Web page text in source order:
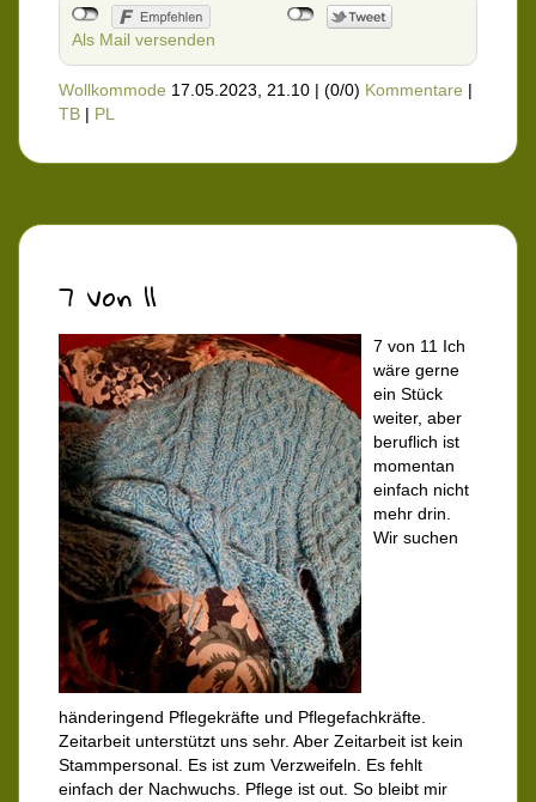
Als Mail versenden
Wollkommode 17.05.2023, 21.10 | (0/0) Kommentare |
TB | PL
7 von 11
7 von 11 Ich
wäre gerne
ein Stück
weiter, aber
beruflich ist
momentan
einfach nicht
mehr drin.
Wir suchen
händeringend Pflegekräfte und Pflegefachkräfte.
Zeitarbeit unterstützt uns sehr. Aber Zeitarbeit ist kein
Stammpersonal. Es ist zum Verzweifeln. Es fehlt
einfach der Nachwuchs. Pflege ist out. So bleibt mir